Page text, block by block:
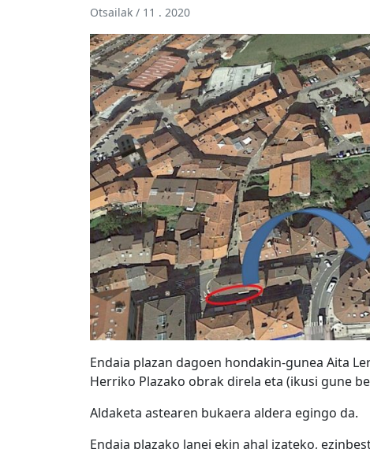
Otsailak / 11 . 2020
Endaia plazan dagoen hondakin-gunea Aita
Herriko Plazako obrak direla eta (ikusi gune
Aldaketa astearen bukaera aldera egingo da.
Endaia plazako lanei ekin ahal izateko,